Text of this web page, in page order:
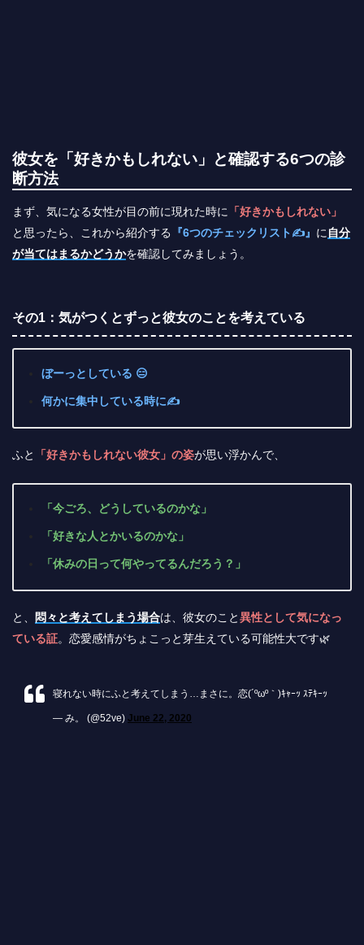
彼女を「好きかもしれない」と確認する6つの診
断方法
まず、気になる女性が目の前に現れた時に
「好きかもしれない」
と思ったら、これから紹介する 『6つのチェックリスト✍』 に 自分
が当てはまるかどうかを確認してみましょう。
その1：気がつくとずっと彼女のことを考えている
ぼーっとしている 😑
何かに集中している時に✍
ふと 「好きかもしれない彼女」の姿が思い浮かんで、
「今ごろ、どうしているのかな」
「好きな人とかいるのかな」
「休みの日って何やってるんだろう？」
と、 悶々と考えてしまう場合は、彼女のこと 異性として気になっ
ている証。恋愛感情がちょこっと芽生えている可能性大です🌿
寝れない時にふと考えてしまう…まさに。恋(´ºωº｀)ｷｬｰｯ ｽﾃｷｰｯ
— み。 (@52ve) June 22, 2020